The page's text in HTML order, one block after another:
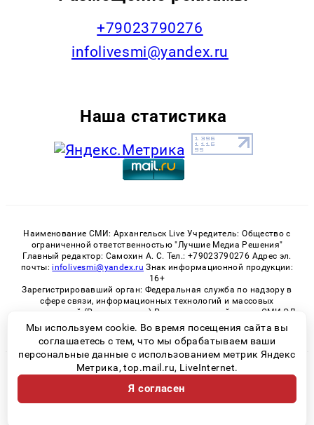
+79023790276
infolivesmi@yandex.ru
Наша статистика
Наименование СМИ: Архангельск Live Учредитель: Общество с
ограниченной ответственностью "Лучшие Медиа Решения"
Главный редактор: Самохин А. С. Тел.: +79023790276 Адрес эл.
почты: infolivesmi@yandex.ru Знак информационной продукции:
16+
Зарегистрировавший орган: Федеральная служба по надзору в
сфере связи, информационных технологий и массовых
коммуникаций (Роскомнадзор) Регистрационный номер СМИ ЭЛ
№ ФС 77 - 82533 от 21.01.2022
© 2026 «Архангельск Live» | Все права защищены
Возрастная категория сайта 16+
Политика конфиденциальности
Мы используем cookie. Во время посещения сайта вы
соглашаетесь с тем, что мы обрабатываем ваши
персональные данные с использованием метрик Яндекс
Метрика, top.mail.ru, LiveInternet.
Я согласен